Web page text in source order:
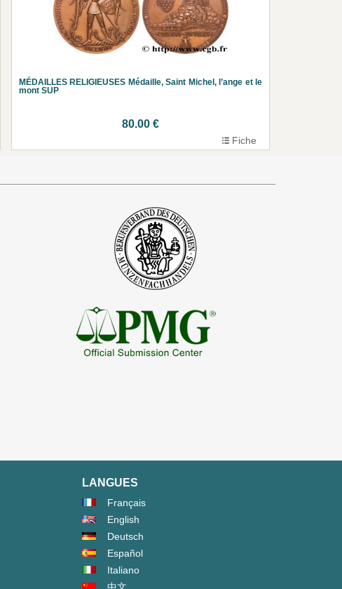
MÉDAILLES RELIGIEUSES Médaille, Saint Michel, l’ange et le
mont SUP
80.00 €
Fiche
LANGUES
Français
English
Deutsch
Español
Italiano